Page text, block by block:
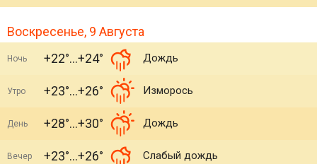
Воскресенье, 9 Августа
Ночь +22° +24° Дождь
Утро +23° +26° Изморось
День +28° +30° Дождь
Вечер +23° +26° Слабый дождь